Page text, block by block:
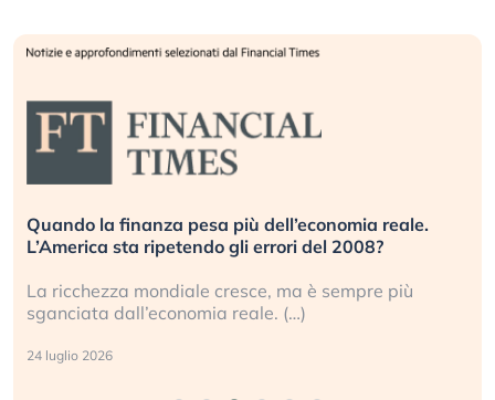
Quando la finanza pesa più dell’economia reale.
L’America sta ripetendo gli errori del 2008?
La ricchezza mondiale cresce, ma è sempre più
sganciata dall’economia reale. (…)
24 luglio 2026